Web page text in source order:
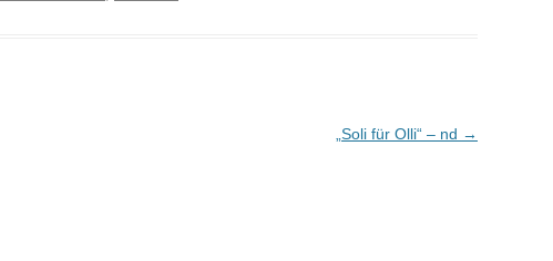
„Soli für Olli“ – nd →